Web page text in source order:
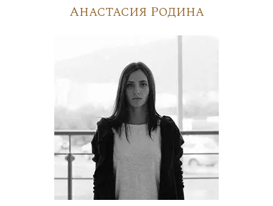
Анастасия Родина